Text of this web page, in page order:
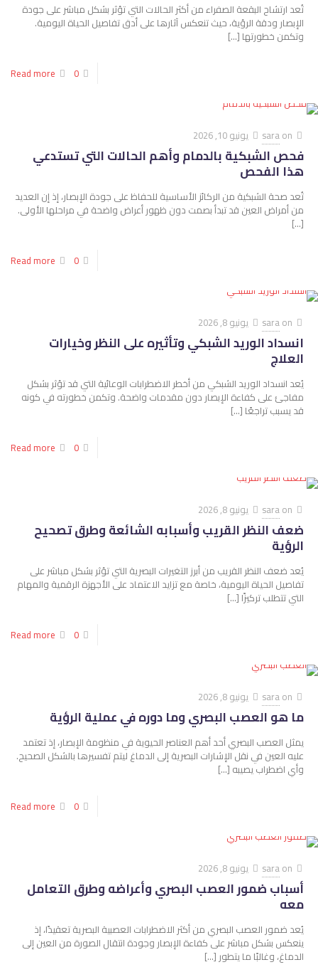
تُعد ارتشاح البقعة الصفراء من أكثر الحالات التي تؤثر بشكل مباشر على جودة
الإبصار ودقة الرؤية، حيث تنعكس آثارها على أدق تفاصيل الحياة اليومية.
وتكمن خطورتها […]
0
Read more
saraon يونيو 10, 2026
فحص الشبكية بالدمام وأهم الحالات التي تستدعي
هذا الفحص
تُعد صحة الشبكية من الركائز الأساسية للحفاظ على جودة الإبصار، إذ إن العديد
من أمراض العين قد تبدأ بصمت دون ظهور أعراض واضحة في مراحلها الأولى.
[…]
0
Read more
saraon يونيو 8, 2026
انسداد الوريد الشبكي وتأثيره على النظر وخيارات
العلاج
يُعد انسداد الوريد الشبكي من أخطر الاضطرابات الوعائية التي قد تؤثر بشكل
مفاجئ على كفاءة الإبصار دون مقدمات واضحة. وتكمن خطورته في كونه
قد يسبب تراجعًا […]
0
Read more
saraon يونيو 8, 2026
ضعف النظر القريب وأسبابه الشائعة وطرق تصحيح
الرؤية
يُعد ضعف النظر القريب من أبرز التغيرات البصرية التي تؤثر بشكل مباشر على
تفاصيل الحياة اليومية، خاصة مع تزايد الاعتماد على الأجهزة الرقمية والمهام
التي تتطلب تركيزًا […]
0
Read more
saraon يونيو 8, 2026
ما هو العصب البصري وما دوره في عملية الرؤية
يمثل العصب البصري أحد أهم العناصر الحيوية في منظومة الإبصار، إذ تعتمد
عليه العين في نقل الإشارات البصرية إلى الدماغ ليتم تفسيرها بالشكل الصحيح.
وأي اضطراب يصيبه […]
0
Read more
saraon يونيو 8, 2026
أسباب ضمور العصب البصري​ وأعراضه وطرق التعامل
معه
يُعد ضمور العصب البصري​ من أكثر الاضطرابات العصبية البصرية تعقيدًا، إذ
ينعكس بشكل مباشر على كفاءة الإبصار وجودة انتقال الصورة من العين إلى
الدماغ، وغالبًا ما يتطور […]